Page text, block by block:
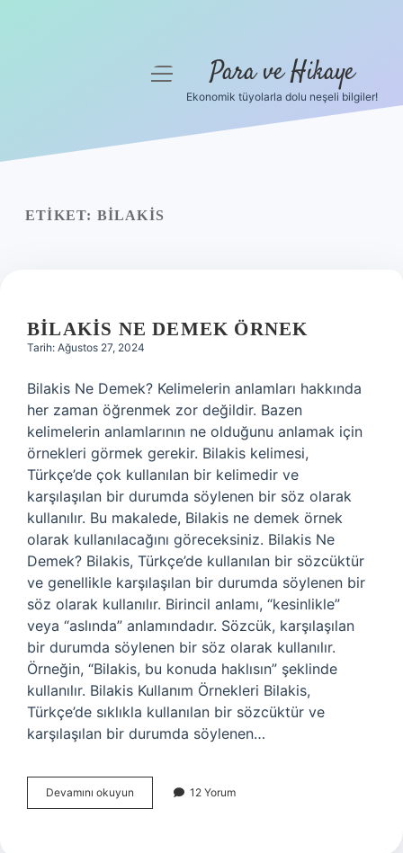
Yasal Uyarı
menüyü
Para ve Hikaye
Ekonomik tüyolarla dolu neşeli bilgiler!
ETIKET: BILAKIS
BILAKIS NE DEMEK ÖRNEK
Tarih: Ağustos 27, 2024
Bilakis Ne Demek? Kelimelerin anlamları hakkında
her zaman öğrenmek zor değildir. Bazen
kelimelerin anlamlarının ne olduğunu anlamak için
örnekleri görmek gerekir. Bilakis kelimesi,
Türkçe’de çok kullanılan bir kelimedir ve
karşılaşılan bir durumda söylenen bir söz olarak
kullanılır. Bu makalede, Bilakis ne demek örnek
olarak kullanılacağını göreceksiniz. Bilakis Ne
Demek? Bilakis, Türkçe’de kullanılan bir sözcüktür
ve genellikle karşılaşılan bir durumda söylenen bir
söz olarak kullanılır. Birincil anlamı, “kesinlikle”
veya “aslında” anlamındadır. Sözcük, karşılaşılan
bir durumda söylenen bir söz olarak kullanılır.
Örneğin, “Bilakis, bu konuda haklısın” şeklinde
kullanılır. Bilakis Kullanım Örnekleri Bilakis,
Türkçe’de sıklıkla kullanılan bir sözcüktür ve
karşılaşılan bir durumda söylenen…
Devamını okuyun
ne
12 Yorum